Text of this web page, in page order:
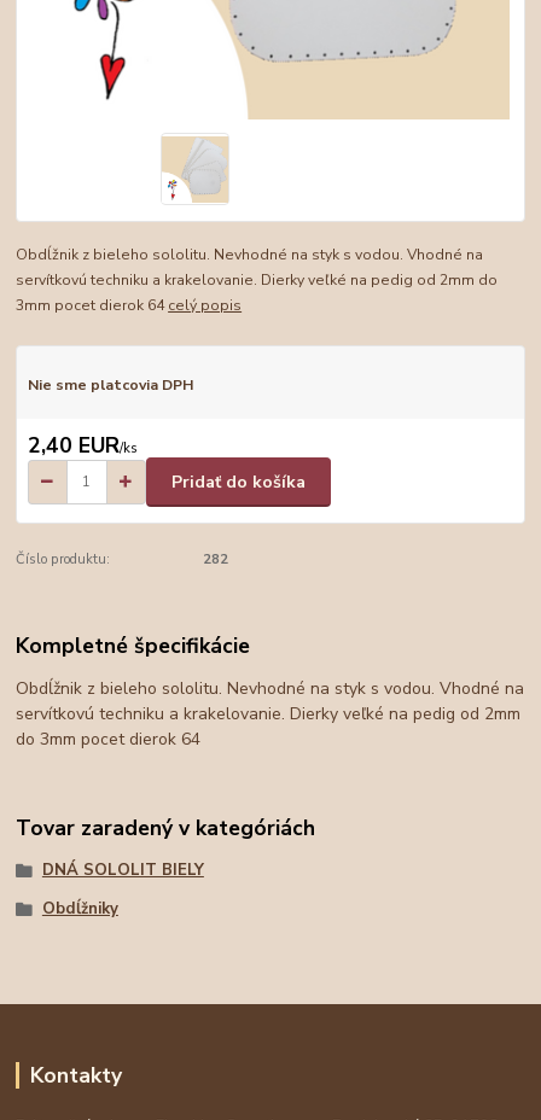
Obdĺžnik z bieleho sololitu. Nevhodné na styk s vodou. Vhodné na
servítkovú techniku a krakelovanie. Dierky veľké na pedig od 2mm do
3mm pocet dierok 64celý popis
Nie sme platcovia DPH
2,40 EUR/ks
Pridať do košíka
Číslo produktu: 282
Kompletné špecifikácie
Obdĺžnik z bieleho sololitu. Nevhodné na styk s vodou. Vhodné na
servítkovú techniku a krakelovanie. Dierky veľké na pedig od 2mm
do 3mm pocet dierok 64
Tovar zaradený v kategóriách
DNÁ SOLOLIT BIELY
Obdĺžniky
Kontakty